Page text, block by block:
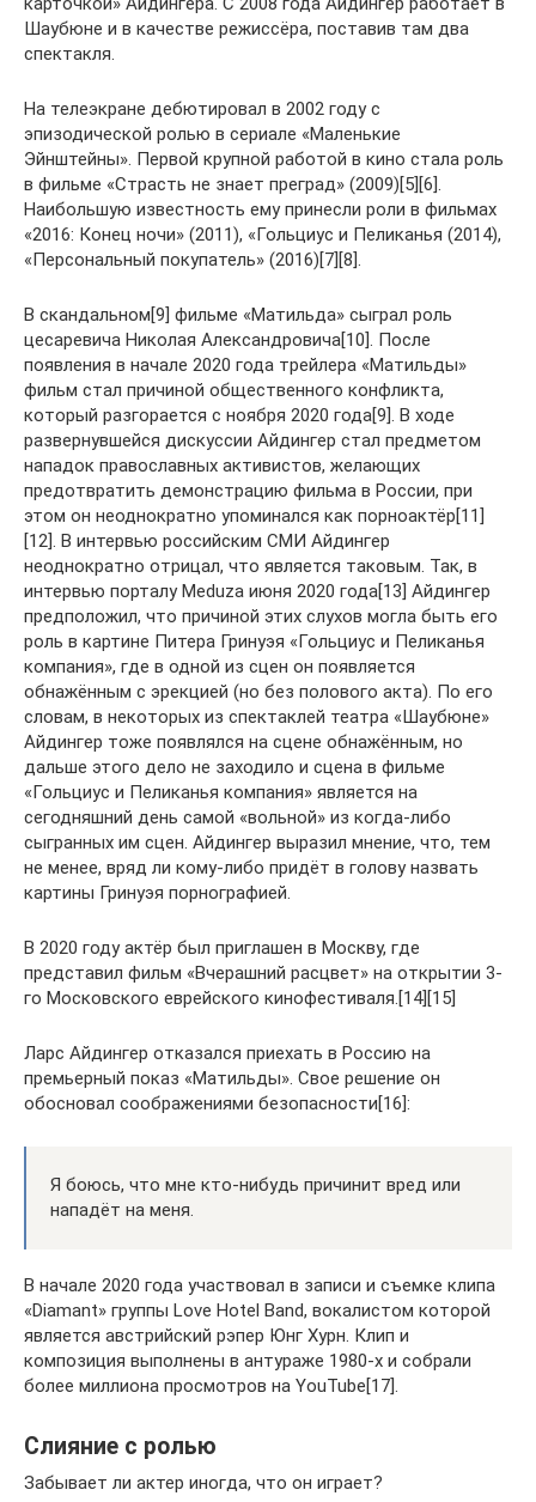
Шаубюне и в качестве режиссёра, поставив там два
спектакля.
На телеэкране дебютировал в 2002 году с
эпизодической ролью в сериале «Маленькие
Эйнштейны». Первой крупной работой в кино стала роль
в фильме «Страсть не знает преград» (2009)[5][6].
Наибольшую известность ему принесли роли в фильмах
«2016: Конец ночи» (2011), «Гольциус и Пеликанья (2014),
«Персональный покупатель» (2016)[7][8].
В скандальном[9] фильме «Матильда» сыграл роль
цесаревича Николая Александровича[10]. После
появления в начале 2020 года трейлера «Матильды»
фильм стал причиной общественного конфликта,
который разгорается с ноября 2020 года[9]. В ходе
развернувшейся дискуссии Айдингер стал предметом
нападок православных активистов, желающих
предотвратить демонстрацию фильма в России, при
этом он неоднократно упоминался как порноактёр[11]
[12]. В интервью российским СМИ Айдингер
неоднократно отрицал, что является таковым. Так, в
интервью порталу Meduza июня 2020 года[13] Айдингер
предположил, что причиной этих слухов могла быть его
роль в картине Питера Гринуэя «Гольциус и Пеликанья
компания», где в одной из сцен он появляется
обнажённым с эрекцией (но без полового акта). По его
словам, в некоторых из спектаклей театра «Шаубюне»
Айдингер тоже появлялся на сцене обнажённым, но
дальше этого дело не заходило и сцена в фильме
«Гольциус и Пеликанья компания» является на
сегодняшний день самой «вольной» из когда-либо
сыгранных им сцен. Айдингер выразил мнение, что, тем
не менее, вряд ли кому-либо придёт в голову назвать
картины Гринуэя порнографией.
В 2020 году актёр был приглашен в Москву, где
представил фильм «Вчерашний расцвет» на открытии 3-
го Московского еврейского кинофестиваля.[14][15]
Ларс Айдингер отказался приехать в Россию на
премьерный показ «Матильды». Свое решение он
обосновал соображениями безопасности[16]:
Я боюсь, что мне кто-нибудь причинит вред или
нападёт на меня.
В начале 2020 года участвовал в записи и съемке клипа
«Diamant» группы Love Hotel Band, вокалистом которой
является австрийский рэпер Юнг Хурн. Клип и
композиция выполнены в антураже 1980-х и собрали
более миллиона просмотров на YouTube[17].
Слияние с ролью
Забывает ли актер иногда, что он играет?